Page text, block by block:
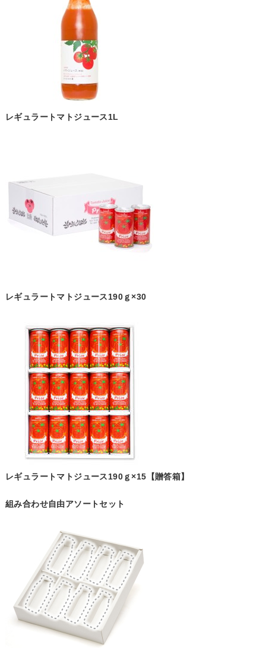
レギュラートマトジュース1L
レギュラートマトジュース190ｇ×30
レギュラートマトジュース190ｇ×15【贈答箱】
組み合わせ自由アソートセット